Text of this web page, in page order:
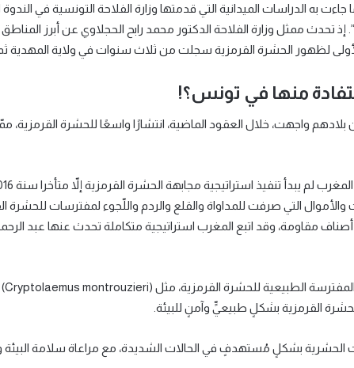
الدراسات الميدانية التي قدمتها وزارة الفلاحة التونسية في
الأولى لظهور الحشرة القرمزية سجلت من ثلاث سنوات في ولاية المهدية
منها في تونس؟!
واجهت، خلال العقود الماضية، انتشارًا واسعًا للحشرة
التي صرفت للمداواة والقلع والردم واللّجوء لمفترسات للحشرة
أصناف مقاومة، وقد اتبع المغرب استراتيجية متكاملة تحدث عنها عبد
الحشرية بشكلٍ مُستهدفٍ في الحالات الشديدة، مع مراعاة سلامة البيئة